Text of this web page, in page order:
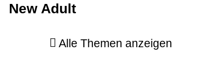
New Adult
Alle Themen anzeigen